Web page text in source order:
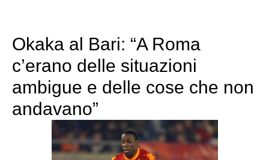
Okaka al Bari: “A Roma
c’erano delle situazioni
ambigue e delle cose che non
andavano”